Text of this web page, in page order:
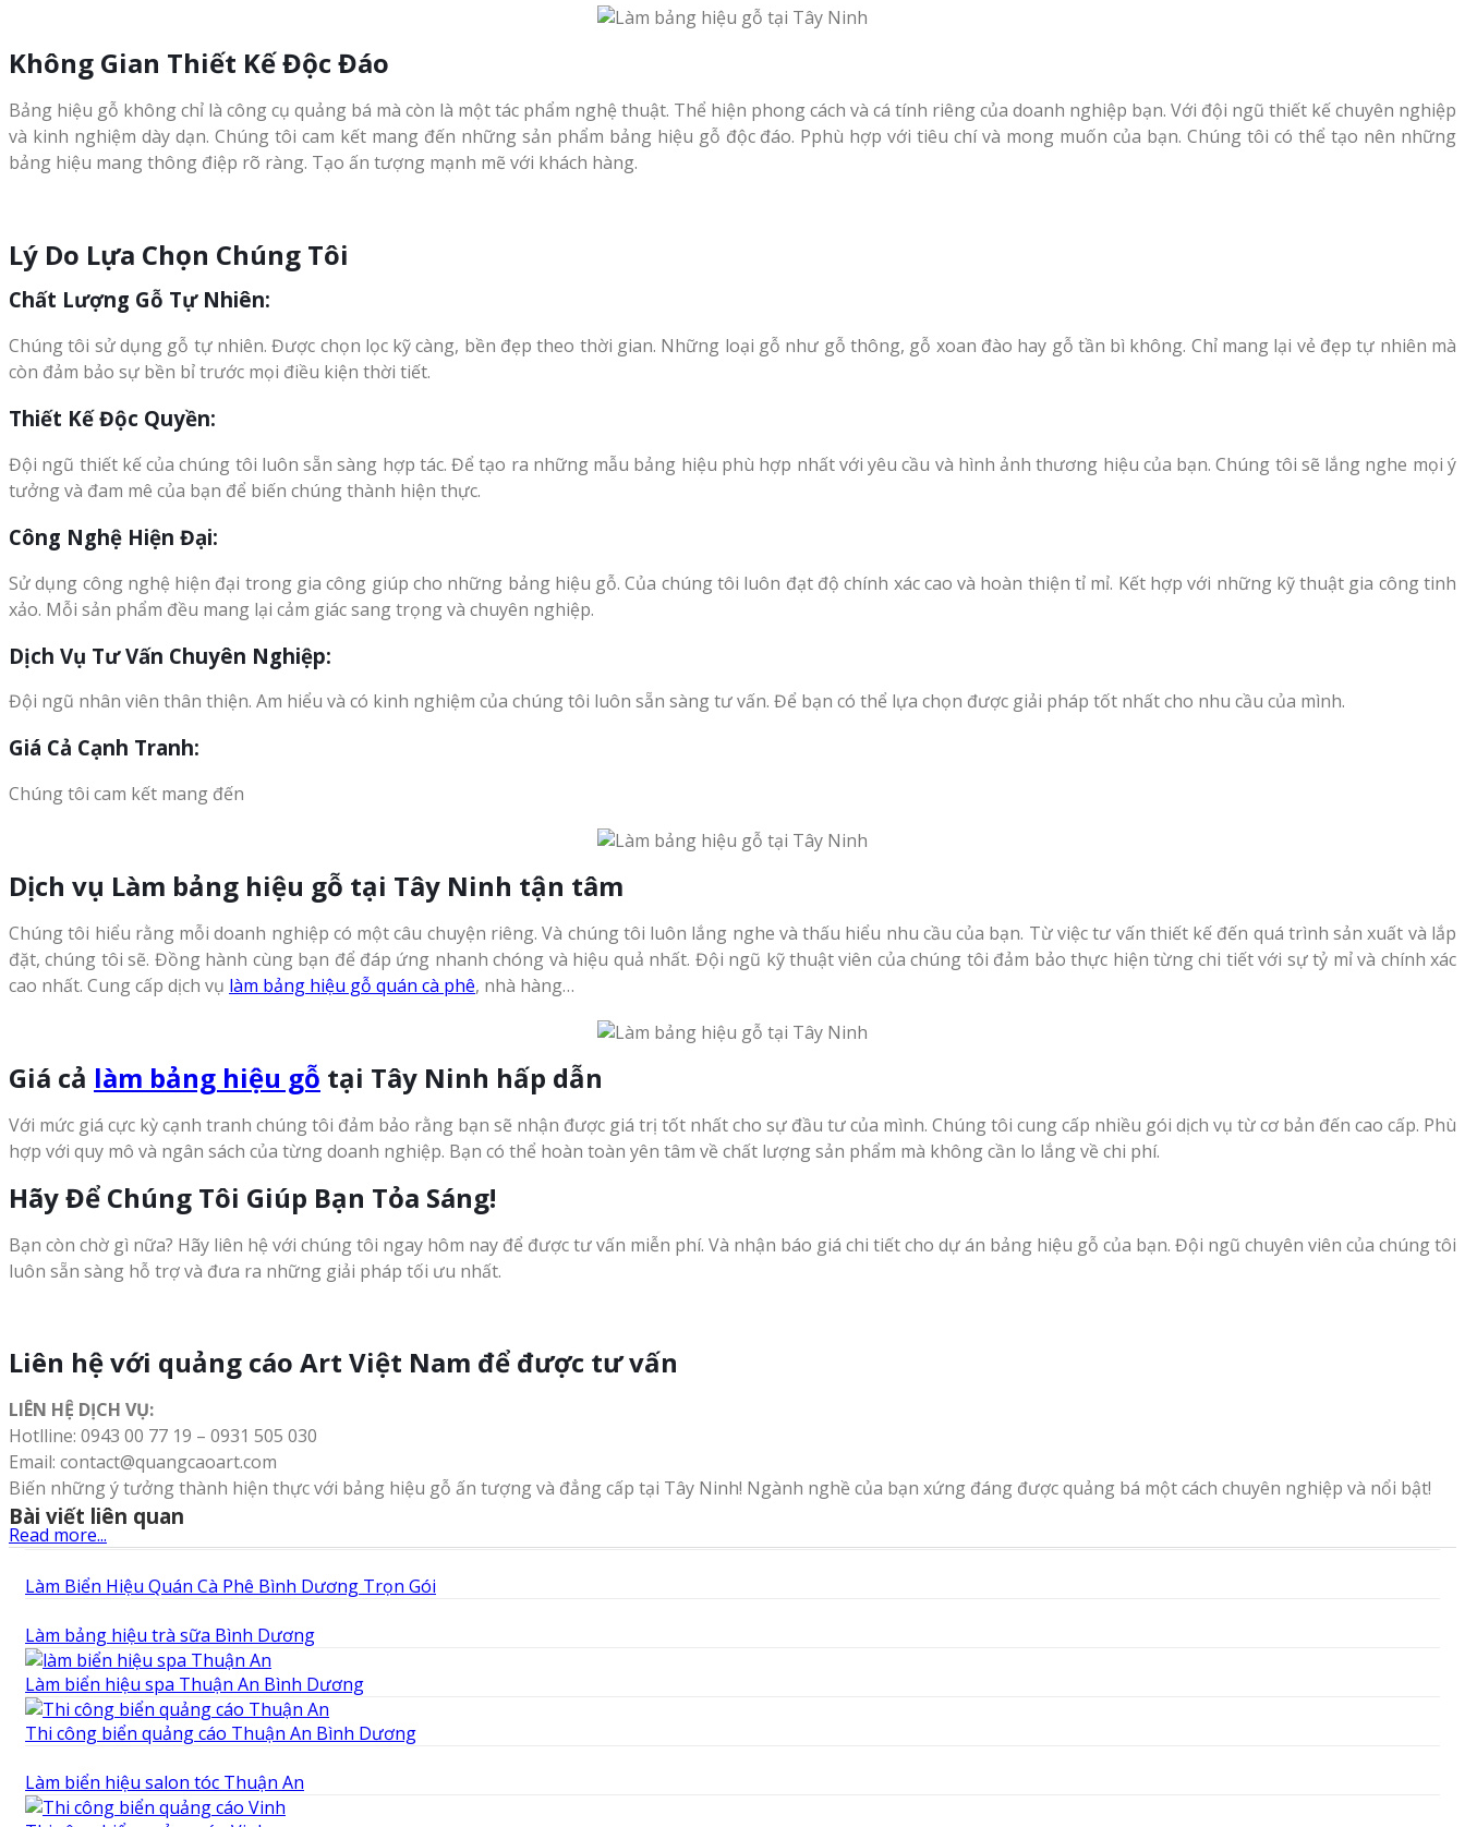
Không Gian Thiết Kế Độc Đáo
Bảng hiệu gỗ không chỉ là công cụ quảng bá mà còn là một tác phẩm nghệ thuật. Thể hiện phong cách và cá tính riêng của doanh nghiệp bạn. Với đội ngũ thiết kế chuyên nghiệp
và kinh nghiệm dày dạn. Chúng tôi cam kết mang đến những sản phẩm bảng hiệu gỗ độc đáo. Pphù hợp với tiêu chí và mong muốn của bạn. Chúng tôi có thể tạo nên những
bảng hiệu mang thông điệp rõ ràng. Tạo ấn tượng mạnh mẽ với khách hàng.
Lý Do Lựa Chọn Chúng Tôi
Chất Lượng Gỗ Tự Nhiên:
Chúng tôi sử dụng gỗ tự nhiên. Được chọn lọc kỹ càng, bền đẹp theo thời gian. Những loại gỗ như gỗ thông, gỗ xoan đào hay gỗ tần bì không. Chỉ mang lại vẻ đẹp tự nhiên mà
còn đảm bảo sự bền bỉ trước mọi điều kiện thời tiết.
Thiết Kế Độc Quyền:
Đội ngũ thiết kế của chúng tôi luôn sẵn sàng hợp tác. Để tạo ra những mẫu bảng hiệu phù hợp nhất với yêu cầu và hình ảnh thương hiệu của bạn. Chúng tôi sẽ lắng nghe mọi ý
tưởng và đam mê của bạn để biến chúng thành hiện thực.
Công Nghệ Hiện Đại:
Sử dụng công nghệ hiện đại trong gia công giúp cho những bảng hiệu gỗ. Của chúng tôi luôn đạt độ chính xác cao và hoàn thiện tỉ mỉ. Kết hợp với những kỹ thuật gia công tinh
xảo. Mỗi sản phẩm đều mang lại cảm giác sang trọng và chuyên nghiệp.
Dịch Vụ Tư Vấn Chuyên Nghiệp:
Đội ngũ nhân viên thân thiện. Am hiểu và có kinh nghiệm của chúng tôi luôn sẵn sàng tư vấn. Để bạn có thể lựa chọn được giải pháp tốt nhất cho nhu cầu của mình.
Giá Cả Cạnh Tranh:
Chúng tôi cam kết mang đến
Dịch vụ Làm bảng hiệu gỗ tại Tây Ninh tận tâm
Chúng tôi hiểu rằng mỗi doanh nghiệp có một câu chuyện riêng. Và chúng tôi luôn lắng nghe và thấu hiểu nhu cầu của bạn. Từ việc tư vấn thiết kế đến quá trình sản xuất và lắp
đặt, chúng tôi sẽ. Đồng hành cùng bạn để đáp ứng nhanh chóng và hiệu quả nhất. Đội ngũ kỹ thuật viên của chúng tôi đảm bảo thực hiện từng chi tiết với sự tỷ mỉ và chính xác
cao nhất. Cung cấp dịch vụ làm bảng hiệu gỗ quán cà phê, nhà hàng…
Giá cả làm bảng hiệu gỗ tại Tây Ninh hấp dẫn
Với mức giá cực kỳ cạnh tranh chúng tôi đảm bảo rằng bạn sẽ nhận được giá trị tốt nhất cho sự đầu tư của mình. Chúng tôi cung cấp nhiều gói dịch vụ từ cơ bản đến cao cấp. Phù
hợp với quy mô và ngân sách của từng doanh nghiệp. Bạn có thể hoàn toàn yên tâm về chất lượng sản phẩm mà không cần lo lắng về chi phí.
Hãy Để Chúng Tôi Giúp Bạn Tỏa Sáng!
Bạn còn chờ gì nữa? Hãy liên hệ với chúng tôi ngay hôm nay để được tư vấn miễn phí. Và nhận báo giá chi tiết cho dự án bảng hiệu gỗ của bạn. Đội ngũ chuyên viên của chúng tôi
luôn sẵn sàng hỗ trợ và đưa ra những giải pháp tối ưu nhất.
Liên hệ với quảng cáo Art Việt Nam để được tư vấn
LIÊN HỆ DỊCH VỤ:
Hotlline: 0943 00 77 19 – 0931 505 030
Email: contact@quangcaoart.com
Biến những ý tưởng thành hiện thực với bảng hiệu gỗ ấn tượng và đẳng cấp tại Tây Ninh! Ngành nghề của bạn xứng đáng được quảng bá một cách chuyên nghiệp và nổi bật!
Read more...
Bài viết liên quan
Làm Biển Hiệu Quán Cà Phê Bình Dương Trọn Gói
Làm bảng hiệu trà sữa Bình Dương
Làm biển hiệu spa Thuận An Bình Dương
Thi công biển quảng cáo Thuận An Bình Dương
Làm biển hiệu salon tóc Thuận An